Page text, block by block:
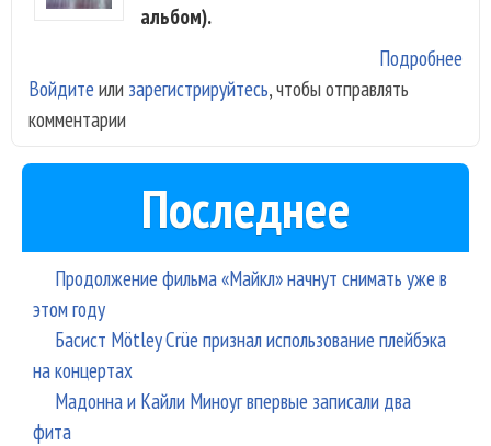
альбом).
Подробнее
Войдите или зарегистрируйтесь, чтобы отправлять
комментарии
Последнее
Продолжение фильма «Майкл» начнут снимать уже в
этом году
Басист Mötley Crüe признал использование плейбэка
на концертах
Мадонна и Кайли Миноуг впервые записали два
фита